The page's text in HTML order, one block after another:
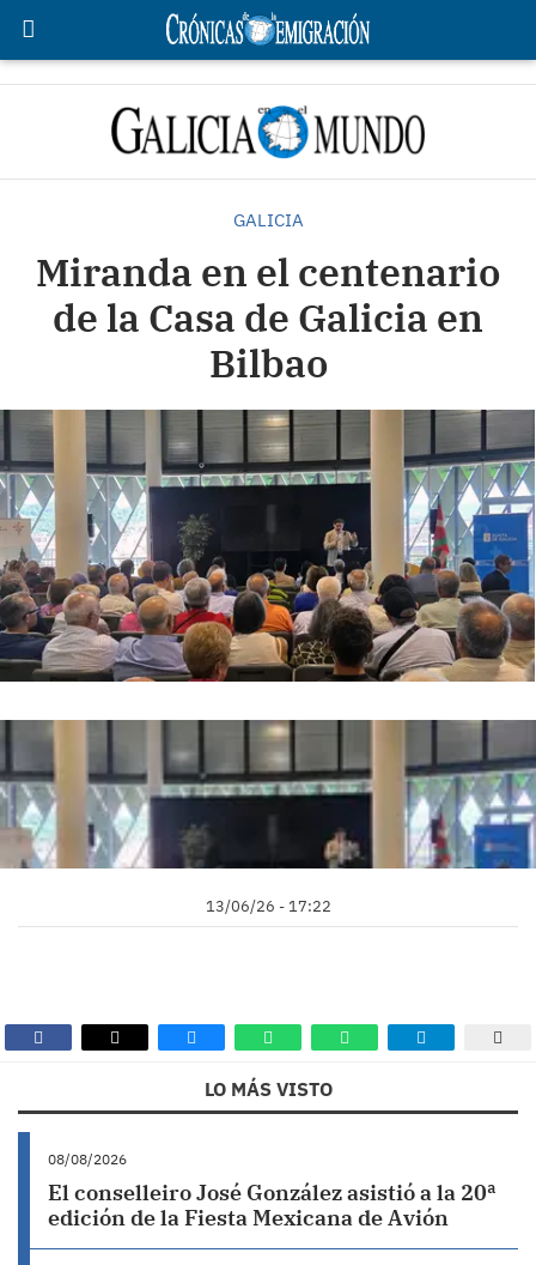
GALICIA
Miranda en el centenario
de la Casa de Galicia en
Bilbao
13/06/26 - 17:22
LO MÁS VISTO
08/08/2026
El conselleiro José González asistió a la 20ª
edición de la Fiesta Mexicana de Avión